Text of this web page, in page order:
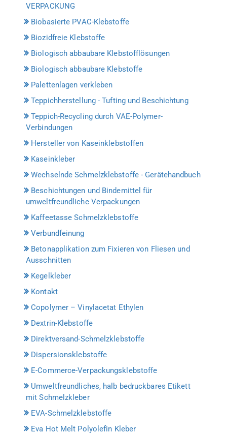
VERPACKUNG
Biobasierte PVAC-Klebstoffe
Biozidfreie Klebstoffe
Biologisch abbaubare Klebstofflösungen
Biologisch abbaubare Klebstoffe
Palettenlagen verkleben
Teppichherstellung - Tufting und Beschichtung
Teppich-Recycling durch VAE-Polymer-
Verbindungen
Hersteller von Kaseinklebstoffen
Kaseinkleber
Wechselnde Schmelzklebstoffe - Gerätehandbuch
Beschichtungen und Bindemittel für
umweltfreundliche Verpackungen
Kaffeetasse Schmelzklebstoffe
Verbundfeinung
Betonapplikation zum Fixieren von Fliesen und
Ausschnitten
Kegelkleber
Kontakt
Copolymer – Vinylacetat Ethylen
Dextrin-Klebstoffe
Direktversand-Schmelzklebstoffe
Dispersionsklebstoffe
E-Commerce-Verpackungsklebstoffe
Umweltfreundliches, halb bedruckbares Etikett
mit Schmelzkleber
EVA-Schmelzklebstoffe
Eva Hot Melt Polyolefin Kleber